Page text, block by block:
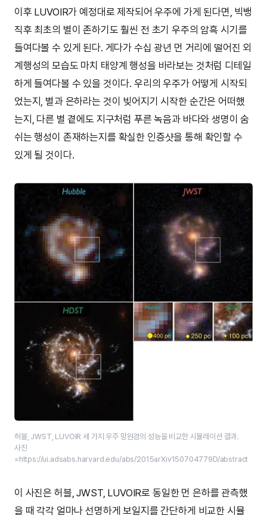
이후 LUVOIR가 예정대로 제작되어 우주에 가게 된다면, 빅뱅
직후 최초의 별이 존하기도 훨씬 전 초기 우주의 암흑 시기를
들여다볼 수 있게 된다. 게다가 수십 광년 먼 거리에 떨어진 외
계행성의 모습도 마치 태양계 행성을 바라보는 것처럼 디테일
하게 들여다볼 수 있을 것이다. 우리의 우주가 어떻게 시작되
었는지, 별과 은하라는 것이 빚어지기 시작한 순간은 어떠했
는지, 다른 별 곁에도 지구처럼 푸른 녹음과 바다와 생명이 숨
쉬는 행성이 존재하는지를 확실한 인증샷을 통해 확인할 수
있게 될 것이다.
허블, JWST, LUVOIR 세 가지 우주 망원경의 성능을 비교한 시뮬레이션 결과.
사진
=https://ui.adsabs.harvard.edu/abs/2015arXiv150704779D/abstract
이 사진은 허블, JWST, LUVOIR로 동일한 먼 은하를 관측했
을 때 각각 얼마나 선명하게 보일지를 간단하게 비교한 시뮬